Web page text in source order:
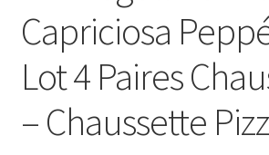
Capriciosa
Lot 4 Paires
– Chaussette